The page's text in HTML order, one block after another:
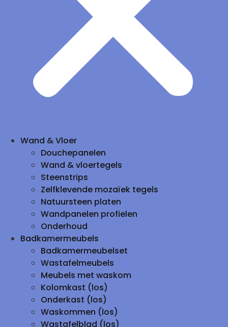
Wand & Vloer
Douchepanelen
Wand & vloertegels
Steenstrips
Zelfklevende mozaïek tegels
Natuursteen platen
Wandpanelen profielen
Onderhoud
Badkamermeubels
Badkamermeubelset
Wastafelmeubels
Meubels met waskom
Kolomkast (los)
Onderkast (los)
Waskommen (los)
Wastafelblad (los)